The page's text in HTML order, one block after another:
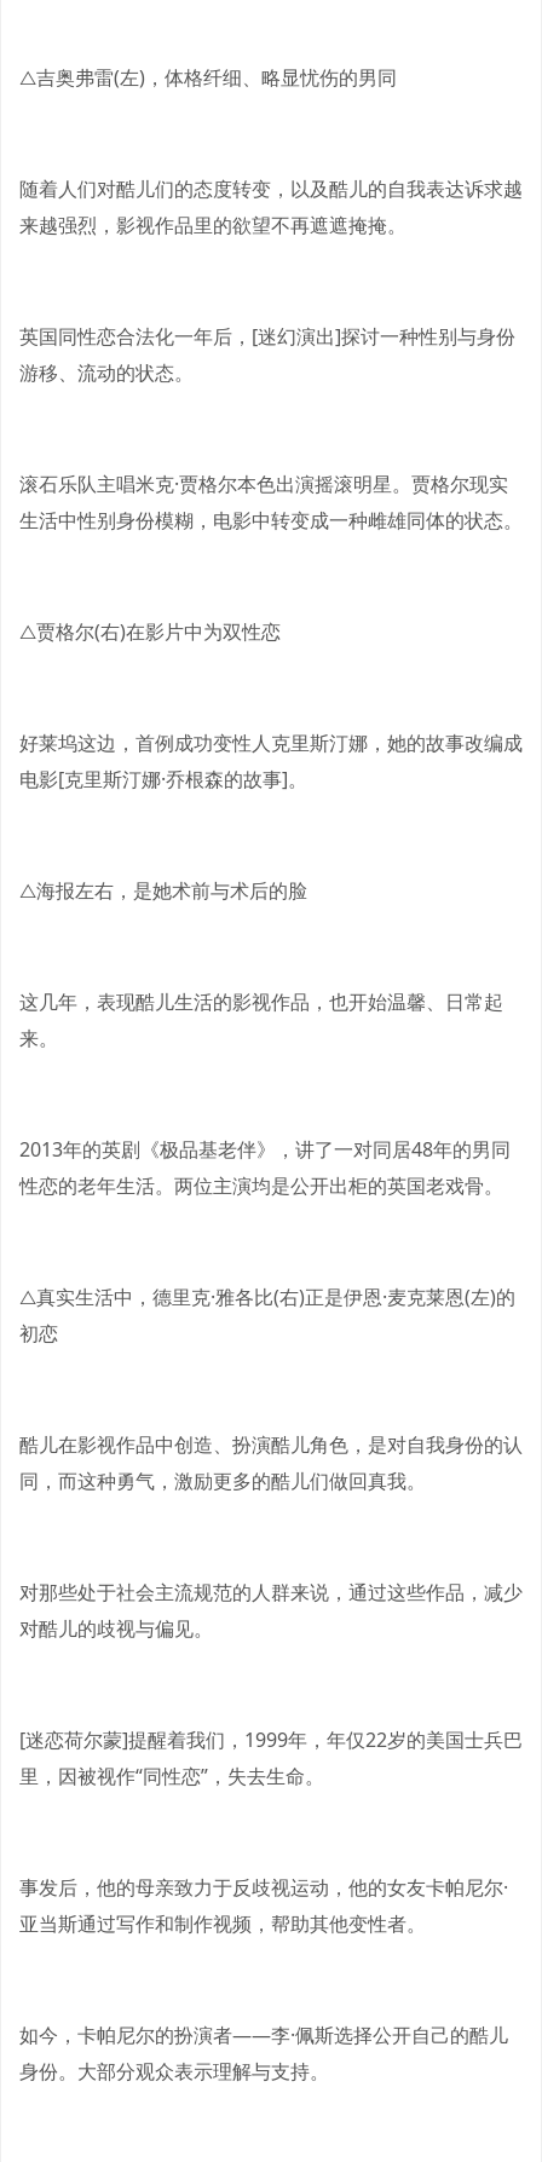
△吉奥弗雷(左)，体格纤细、略显忧伤的男同
随着人们对酷儿们的态度转变，以及酷儿的自我表达诉求越
来越强烈，影视作品里的欲望不再遮遮掩掩。
英国同性恋合法化一年后，[迷幻演出]探讨一种性别与身份
游移、流动的状态。
滚石乐队主唱米克·贾格尔本色出演摇滚明星。贾格尔现实
生活中性别身份模糊，电影中转变成一种雌雄同体的状态。
△贾格尔(右)在影片中为双性恋
好莱坞这边，首例成功变性人克里斯汀娜，她的故事改编成
电影[克里斯汀娜·乔根森的故事]。
△海报左右，是她术前与术后的脸
这几年，表现酷儿生活的影视作品，也开始温馨、日常起
来。
2013年的英剧《极品基老伴》，讲了一对同居48年的男同
性恋的老年生活。两位主演均是公开出柜的英国老戏骨。
△真实生活中，德里克·雅各比(右)正是伊恩·麦克莱恩(左)的
初恋
酷儿在影视作品中创造、扮演酷儿角色，是对自我身份的认
同，而这种勇气，激励更多的酷儿们做回真我。
对那些处于社会主流规范的人群来说，通过这些作品，减少
对酷儿的歧视与偏见。
[迷恋荷尔蒙]提醒着我们，1999年，年仅22岁的美国士兵巴
里，因被视作“同性恋”，失去生命。
事发后，他的母亲致力于反歧视运动，他的女友卡帕尼尔·
亚当斯通过写作和制作视频，帮助其他变性者。
如今，卡帕尼尔的扮演者——李·佩斯选择公开自己的酷儿
身份。大部分观众表示理解与支持。